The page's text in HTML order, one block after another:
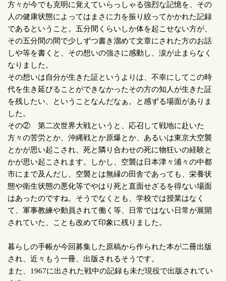
方々が今でも克明に覚えていらっしゃる強烈な記憶を、その
人の健康状態によってはまさに力を振り絞ってかかれた記録
であるということ。五分間くらいしか体を起こせない方が、
その五分間の間で少しずつ書き溜めて文章にされた方のお話
しや等を書くと、その想いの強さに感動し、涙が止まらなく
なりました。
その想いは自分が生きた証というよりは、不幸にしてこの時
代を生き延びることができなかったその方の知人が生きた証
を残したい、ということなんだなぁ。と感ずる場面がありま
した。
その② 第二次世界大戦というと、応召して戦地に赴いた
方々の苦労とか、沖縄戦とか原爆とか、あるいは東京大空襲
とかが思い起こされ、死と隣り合わせの死に物狂いの経験と
かが思い起こされます。しかし、空襲は日本津々浦々の中都
市にまで及んだし、空襲とは無縁の田舎であっても、栄養状
態や衛生状態の悪化等でやはり死と直面せざるを得ない場面
はあったのですね。そうでなくとも、学校では授業はなく
て、軍事教練や動員されて働く等、日常ではない日常が展開
されていた、ことも改めて印象に残りました。
暮らしの手帳が今回募集した原稿から作られた本が二冊出版
され、近々もう一冊、出版されるそうです。
また、 1967に出された戦中の記録も未だ現役で出版されてい